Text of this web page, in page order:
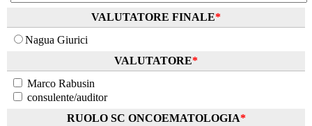
VALUTATORE FINALE*
Nagua Giurici
VALUTATORE*
Marco Rabusin
consulente/auditor
RUOLO SC ONCOEMATOLOGIA*